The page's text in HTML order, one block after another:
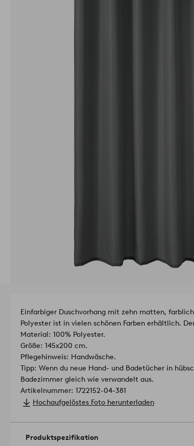
Einfarbiger Duschvorhang mit zehn matten,
Polyester ist in vielen schönen Farben erhältlich.
Material: 100% Polyester.
Größe: 145x200 cm.
Pflegehinweis: Handwäsche.
Tipp: Wenn du neue Hand- und Badetücher in
Badezimmer gleich wie verwandelt aus.
Artikelnummer: 1722152-04-381
Hochaufgelöstes Foto herunterladen
Produktspezifikation